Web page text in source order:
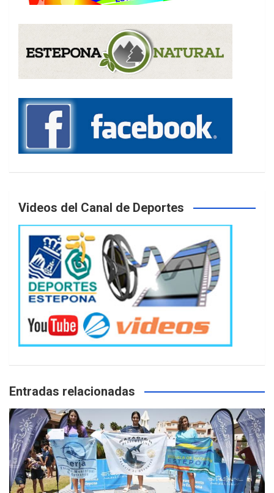
Videos del Canal de Deportes
Entradas relacionadas